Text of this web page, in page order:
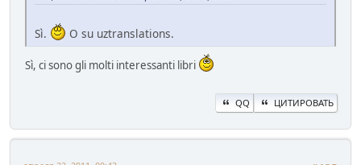
Sì. O su uztranslations.
Sì, ci sono gli molti interessanti libri
QQ ЦИТИРОВАТЬ